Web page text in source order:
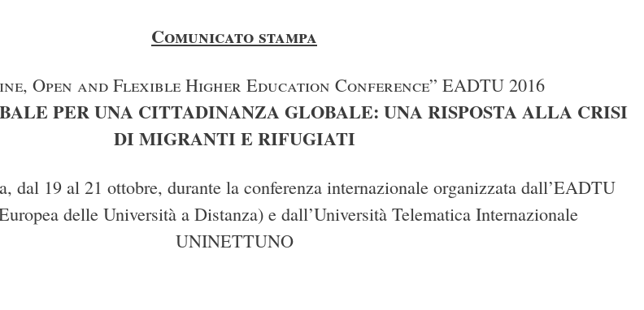
Comunicato stampa
Open and Flexible Higher Education Conference” EADTU 2016
PER UNA CITTADINANZA GLOBALE: UNA RISPOSTA ALLA CRISI
DI MIGRANTI E RIFUGIATI
dal 19 al 21 ottobre, durante la conferenza internazionale organizzata dall’EADTU
delle Università a Distanza) e dall’Università Telematica Internazionale
UNINETTUNO